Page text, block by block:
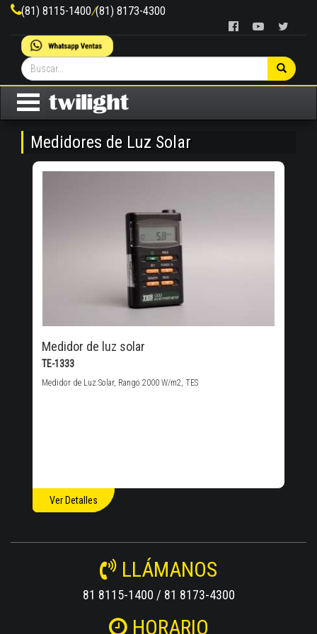
(81) 8115-1400/(81) 8173-4300
Medidores de Luz Solar
Medidor de luz solar
TE-1333
Medidor de Luz Solar, Rango 2000 W/m2, TES
Ver Detalles
LLÁMANOS
81 8115-1400 / 81 8173-4300
HORARIO